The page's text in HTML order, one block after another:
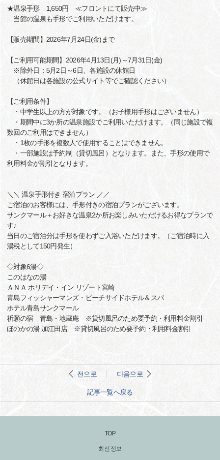
★温泉手形 1,650円 ≪フロントにて販売中≫
当館の温泉も手形でご利用いただけます。
【販売期間】2026年7月24日(金)まで
【ご利用可能期間】2026年4月13日(月)～7月31日(金)
※除外日：5月2日～6日、各施設の休館日
（休館日は各施設の公式サイト等でご確認ください）
【ご利用条件】
・中学生以上の方が対象です。（お子様用手形はございません）
・期間中に3か所の温泉施設でご利用いただけます。（同じ施設で複
数回のご利用はできません）
・1枚の手形を複数人で使用することはできません。
・一部施設は予約制（貸切風呂）となります。また、手形の使用で
利用料金が割引となります。
＼＼ 温泉手形付き 宿泊プラン ／／
ご宿泊のお客様には、手形付きの宿泊プランがございます。
サンクマール＋お好きな温泉2か所お楽しみいただけるお得なプランで
す♪
当日のご宿泊分は手形を使わずご入浴いただけます。（ご宿泊時に入
湯税として150円発生）
◇対象6湯◇
このはなの湯
ＡＮＡ ホリデイ・イン リゾート宮崎
青島フィッシャーマンズ・ビーチサイドホテル＆スパ
ホテル青島サンクマール
祈願の宿 青島・地蔵庵 ※貸切風呂のため要予約・利用料金割引
ほのかの湯 加江田店 ※貸切風呂のため要予約・利用料金割引
전으로 다음으로
記事一覧へ戻る
TOP
최신 정보